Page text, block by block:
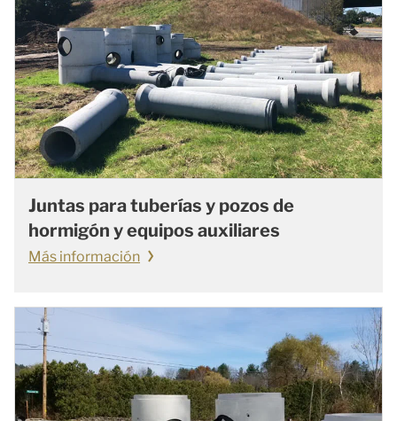
Juntas para tuberías y pozos de
hormigón y equipos auxiliares
Más información